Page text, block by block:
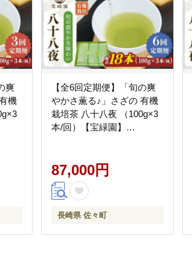
爽
機
【全6回定期便】「旬の爽
やかさ薫る♪」さざの 有機
栽培茶 八十八夜 （100g×3
本/回）【宝緑園】
87,000円
長崎県 佐々町